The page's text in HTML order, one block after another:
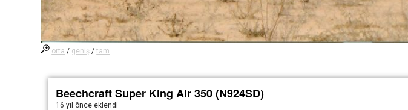
orta / geniş /tam
Beechcraft Super King Air 350 (N924SD)
16 yıl önce eklendi